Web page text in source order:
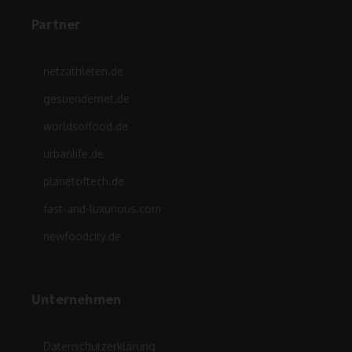
Partner
netzathleten.de
gesuendernet.de
worldsoffood.de
urbanlife.de
planetoftech.de
fast-and-luxurious.com
newfoodcity.de
Unternehmen
Datenschutzerklärung